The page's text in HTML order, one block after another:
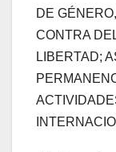
DE
CONTRA
LIBERTAD;